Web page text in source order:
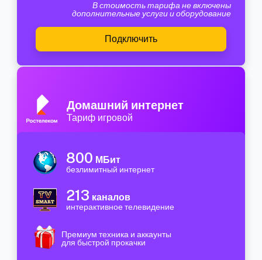
В стоимость тарифа не включены
дополнительные услуги и оборудование
Подключить
Домашний интернет
Тариф игровой
800 МБит
безлимитный интернет
213 каналов
интерактивное телевидение
Премиум техника и аккаунты
для быстрой прокачки